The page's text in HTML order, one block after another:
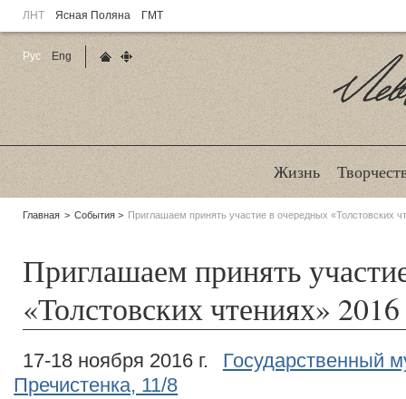
ЛНТ Ясная Поляна ГМТ
Жизнь
Родительские
Главная События Приглашаем принять участие в очередных «Толстовских
Приглашаем принять
«Толстовских чтениях» 2016
17-18 ноября 2016 г.
Государственный
Пречистенка, 11/8
Рус
Eng